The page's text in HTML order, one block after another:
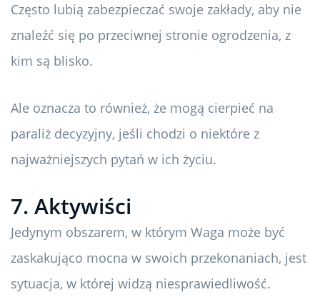
Często lubią zabezpieczać swoje zakłady, aby nie
znaleźć się po przeciwnej stronie ogrodzenia, z
kim są blisko.
Ale oznacza to również, że mogą cierpieć na
paraliż decyzyjny, jeśli chodzi o niektóre z
najważniejszych pytań w ich życiu.
7. Aktywiści
Jedynym obszarem, w którym Waga może być
zaskakująco mocna w swoich przekonaniach, jest
sytuacja, w której widzą niesprawiedliwość.